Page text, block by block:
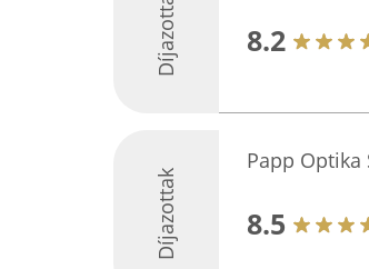
Díjazottak 8.2
Díjazottak
Papp Optika
8.5